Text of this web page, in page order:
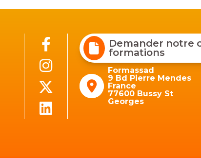
Demander notre
formations
Formassad
9 Bd Pierre Mendes
France
77600 Bussy St
Georges